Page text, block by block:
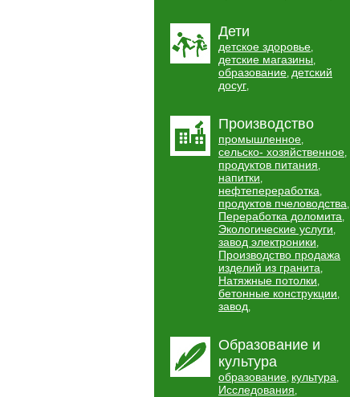
Дети
детское здоровье,
детские магазины,
образование, детский
досуг,
Производство
промышленное,
сельско- хозяйственное,
продуктов питания,
напитки,
нефтепереработка,
продуктов пчеловодства,
Переработка доломита,
Экологические услуги,
завод электроники,
Производство продажа
изделий из гранита,
Натяжные потолки,
бетонные конструкции,
завод,
Образование и
культура
образование, культура,
Исследования,